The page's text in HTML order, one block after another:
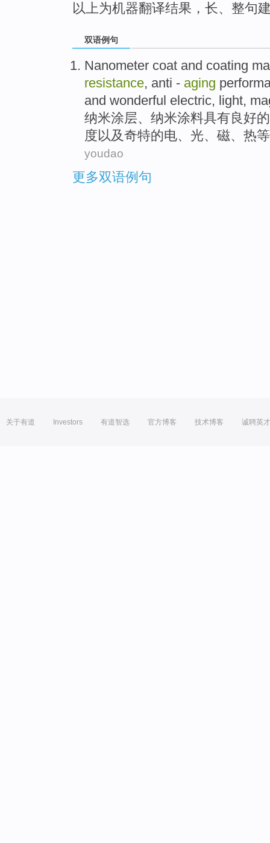
以上为机器翻译结果，长、整句
双语例句
Nanometer coat and coating
resistance, anti - aging
and wonderful electric, light,
纳米涂层、纳米涂料具有良好的
度以及奇特的电、 光、 磁、 热
youdao
更多双语例句
关于有道 Investors 有道智选 官方博客 技术博客 诚聘英才